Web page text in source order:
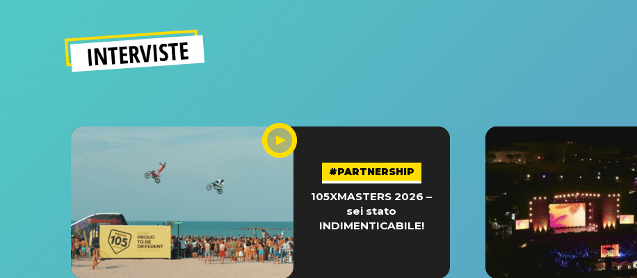
INTERVISTE
#PARTNERSHIP
105XMASTERS 2026 –
sei stato
INDIMENTICABILE!